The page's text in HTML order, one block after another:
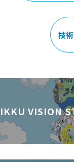
技
VISION